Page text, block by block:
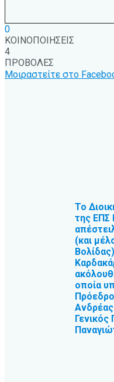
0
ΚΟΙΝΟΠΟΙΗΣΕΙΣ
4
ΠΡΟΒΟΛΕΣ
Μοιραστείτε στο
Το
της ΕΠΣ
(και
οποία
Γενικός